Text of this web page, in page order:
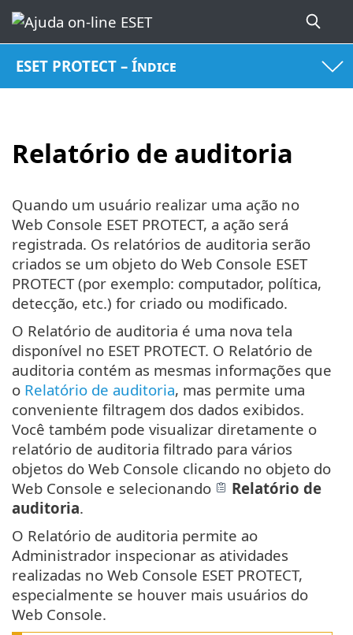
ESET PROTECT – Índice
Relatório de auditoria
Quando um usuário realizar uma ação no
Web Console ESET PROTECT, a ação será
registrada. Os relatórios de auditoria serão
criados se um objeto do Web Console ESET
PROTECT (por exemplo: computador, política,
detecção, etc.) for criado ou modificado.
O Relatório de auditoria é uma nova tela
disponível no ESET PROTECT. O Relatório de
auditoria contém as mesmas informações que
o Relatório de auditoria, mas permite uma
conveniente filtragem dos dados exibidos.
Você também pode visualizar diretamente o
relatório de auditoria filtrado para vários
objetos do Web Console clicando no objeto do
Web Console e selecionando
Relatório de
auditoria.
O Relatório de auditoria permite ao
Administrador inspecionar as atividades
realizadas no Web Console ESET PROTECT,
especialmente se houver mais usuários do
Web Console.